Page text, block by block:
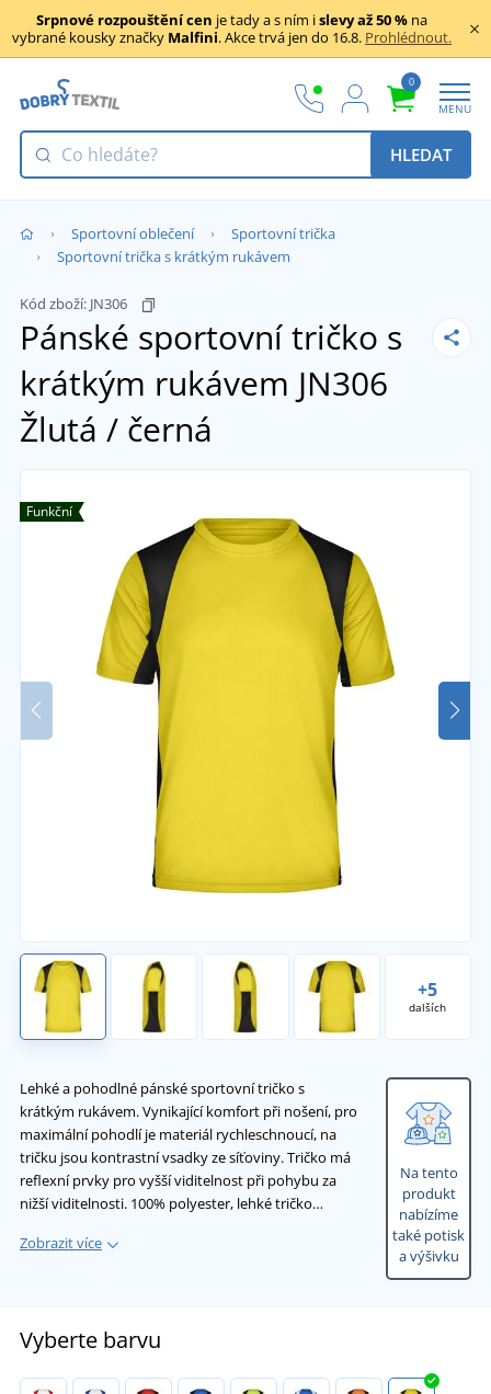
Srpnové rozpouštění cen je tady a s ním islevy až 50 % na
vybrané kousky značky Malfini. Akce trvá jen do 16.8. Prohlédnout.
0
MENU
HLEDAT
Sportovní oblečení
Sportovní trička
Sportovní trička s krátkým rukávem
Kód zboží: JN306
Pánské sportovní tričko s
krátkým rukávem JN306
Žlutá / černá
+5
dalších
Funkční
Lehké a pohodlné pánské sportovní tričko s
krátkým rukávem. Vynikající komfort při nošení, pro
maximální pohodlí je materiál rychleschnoucí, na
tričku jsou kontrastní vsadky ze síťoviny. Tričko má
reflexní prvky pro vyšší viditelnost při pohybu za
nižší viditelnosti. 100% polyester, lehké tričko…
Zobrazit více
Na tento
produkt
nabízíme
také potisk
a výšivku
Vyberte barvu